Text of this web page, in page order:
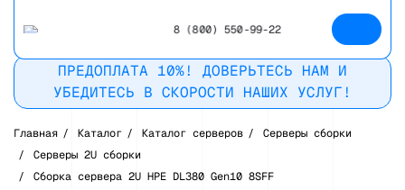
8 (800) 550-99-22
ПРЕДОПЛАТА 10%! ДОВЕРЬТЕСЬ НАМ И
УБЕДИТЕСЬ В СКОРОСТИ НАШИХ УСЛУГ!
Главная / Каталог / Каталог серверов /
Серверы сборки
/
Серверы 2U сборки
/
Сборка сервера 2U HPE DL380 Gen10 8SFF